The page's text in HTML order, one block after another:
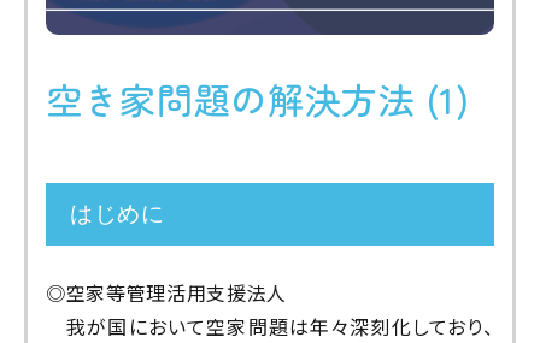
空き家問題の解決方法 (1)
はじめに
◎空家等管理活用支援法人
我が国において空家問題は年々深刻化しており、